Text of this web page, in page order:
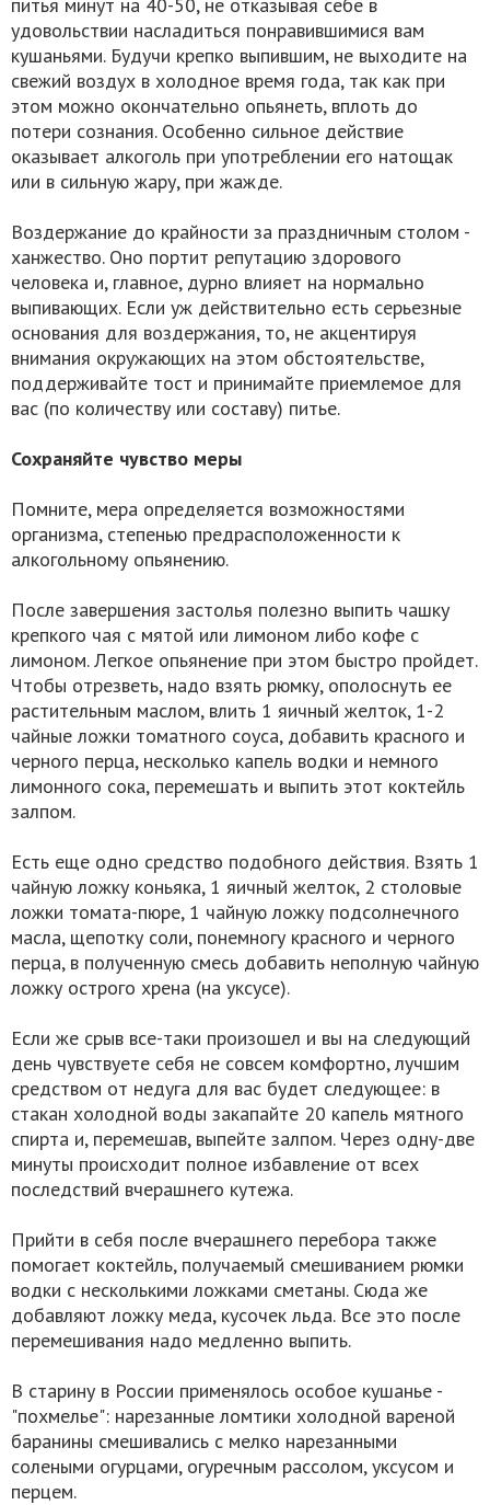
удовольствии насладиться понравившимися вам
кушаньями. Будучи крепко выпившим, не выходите на
свежий воздух в холодное время года, так как при
этом можно окончательно опьянеть, вплоть до
потери сознания. Особенно сильное действие
оказывает алкоголь при употреблении его натощак
или в сильную жару, при жажде.
Воздержание до крайности за праздничным столом -
ханжество. Оно портит репутацию здорового
человека и, главное, дурно влияет на нормально
выпивающих. Если уж действительно есть серьезные
основания для воздержания, то, не акцентируя
внимания окружающих на этом обстоятельстве,
поддерживайте тост и принимайте приемлемое для
вас (по количеству или составу) питье.
Сохраняйте чувство меры
Помните, мера определяется возможностями
организма, степенью предрасположенности к
алкогольному опьянению.
После завершения застолья полезно выпить чашку
крепкого чая с мятой или лимоном либо кофе с
лимоном. Легкое опьянение при этом быстро пройдет.
Чтобы отрезветь, надо взять рюмку, ополоснуть ее
растительным маслом, влить 1 яичный желток, 1-2
чайные ложки томатного соуса, добавить красного и
черного перца, несколько капель водки и немного
лимонного сока, перемешать и выпить этот коктейль
залпом.
Есть еще одно средство подобного действия. Взять 1
чайную ложку коньяка, 1 яичный желток, 2 столовые
ложки томата-пюре, 1 чайную ложку подсолнечного
масла, щепотку соли, понемногу красного и черного
перца, в полученную смесь добавить неполную чайную
ложку острого хрена (на уксусе).
Если же срыв все-таки произошел и вы на следующий
день чувствуете себя не совсем комфортно, лучшим
средством от недуга для вас будет следующее: в
стакан холодной воды закапайте 20 капель мятного
спирта и, перемешав, выпейте залпом. Через одну-две
минуты происходит полное избавление от всех
последствий вчерашнего кутежа.
Прийти в себя после вчерашнего перебора также
помогает коктейль, получаемый смешиванием рюмки
водки с несколькими ложками сметаны. Сюда же
добавляют ложку меда, кусочек льда. Все это после
перемешивания надо медленно выпить.
В старину в России применялось особое кушанье -
"похмелье": нарезанные ломтики холодной вареной
баранины смешивались с мелко нарезанными
солеными огурцами, огуречным рассолом, уксусом и
перцем.